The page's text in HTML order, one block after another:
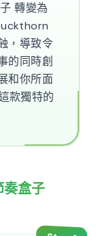
轉變為
，導致令
的同時創
和你所面
款獨特的
盒子